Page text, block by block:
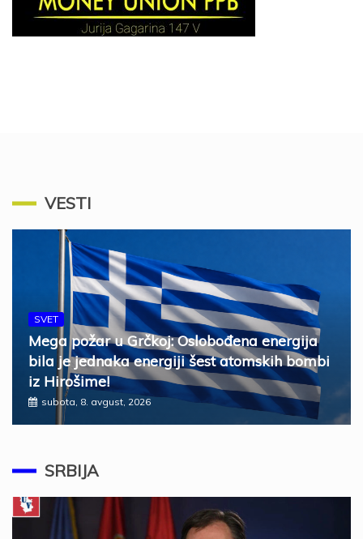
VESTI
SVET
Mega požar u Grčkoj: Oslobođena energija
bila je jednaka energiji šest atomskih bombi
iz Hirošime!
subota, 8. avgust, 2026
SRBIJA